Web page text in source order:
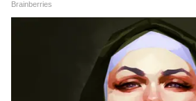
CJP के अंदर हो गई कलह, Abhijeet
के ही खिलाफ हो गए कई लोग!